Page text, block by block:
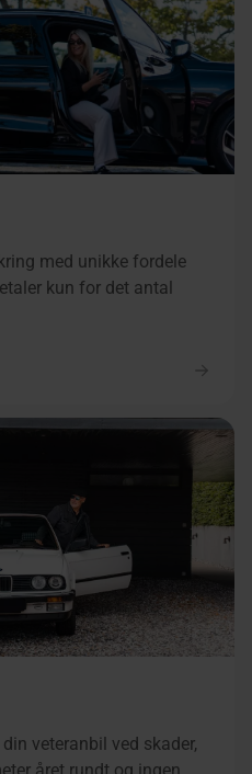
med unikke fordele
kun for det antal
veteranbil ved skader,